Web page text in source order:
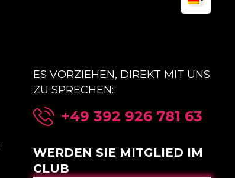
ES VORZIEHEN, DIREKT MIT UNS
ZU SPRECHEN:
+49 392 926 781 63
WERDEN SIE MITGLIED IM
CLUB